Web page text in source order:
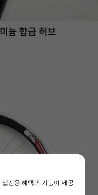
전용 혜택과 기능이 제공